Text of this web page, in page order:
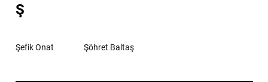
Ş
Şefik Onat Şöhret Baltaş